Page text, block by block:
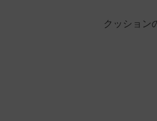
クッション